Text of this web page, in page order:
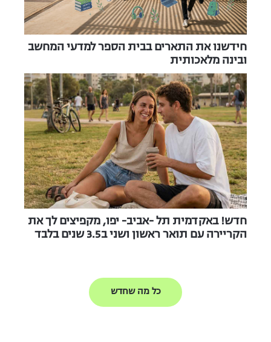
חידשנו את התארים בבית הספר למדעי המחשב
ובינה מלאכותית
חדש! באקדמית תל -אביב- יפו, מקפיצים לך את
הקריירה עם תואר ראשון ושני ב3.5 שנים בלבד
כל מה שחדש